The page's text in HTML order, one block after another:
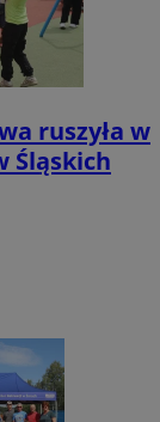
ruszyła w
Śląskich